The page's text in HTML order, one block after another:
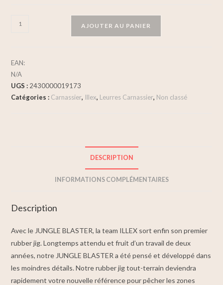
AJOUTER AU PANIER
EAN:
N/A
UGS : 2430000019173
Catégories : Carnassier, Illex, Leurres Carnassier, Non classé
DESCRIPTION
INFORMATIONS COMPLÉMENTAIRES
Description
Avec le JUNGLE BLASTER, la team ILLEX sort enfin son premier
rubber jig. Longtemps attendu et fruit d’un travail de deux
années, notre JUNGLE BLASTER a été pensé et développé dans
les moindres détails. Notre rubber jig tout-terrain deviendra
rapidement votre nouvelle référence pour pêcher les zones